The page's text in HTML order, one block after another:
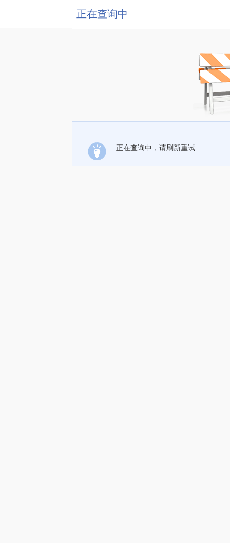
正在查询中
正在查询中，请刷新重试